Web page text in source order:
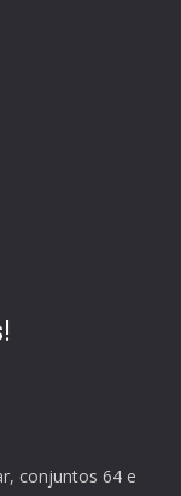
conjuntos 64 e